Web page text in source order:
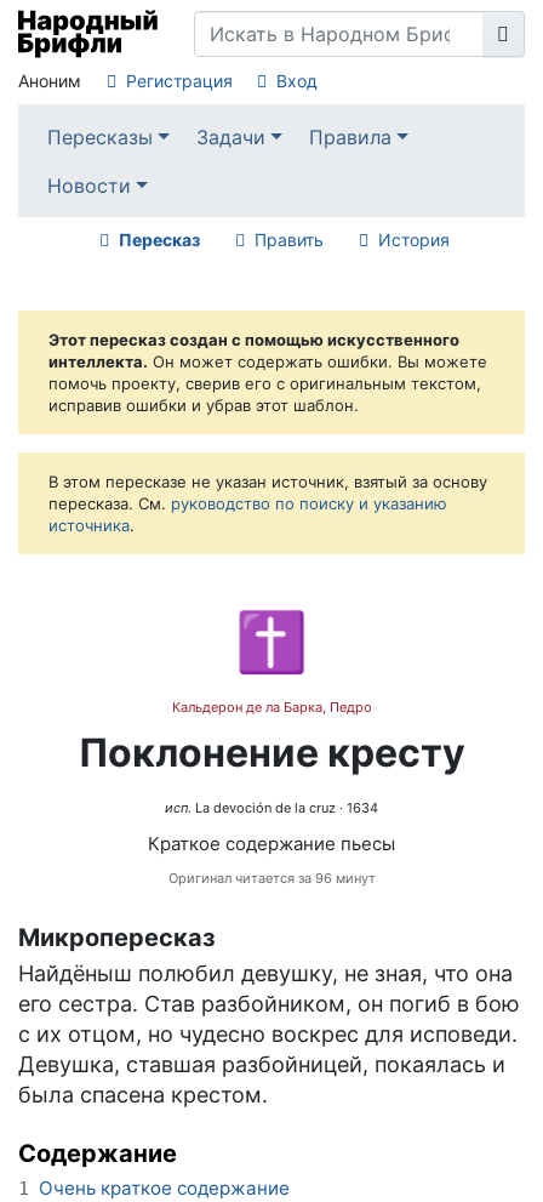
Аноним Регистрация Вход
Пересказы Задачи
Правила
Новости
Пересказ Править История
Этот пересказ создан с помощью искусственного
интеллекта. Он может содержать ошибки. Вы можете
помочь проекту, сверив его с оригинальным текстом,
исправив ошибки и убрав этот шаблон.
В этом пересказе не указан источник, взятый за основу
пересказа. См. руководство по поиску и указанию
источника.
✝️
Кальдерон де ла Барка, Педро
Поклонение кресту
исп. La devoción de la cruz · 1634
Краткое содержание пьесы
Оригинал читается за 96 минут
Микропересказ
Найдёныш полюбил девушку, не зная, что она
его сестра. Став разбойником, он погиб в бою
с их отцом, но чудесно воскрес для исповеди.
Девушка, ставшая разбойницей, покаялась и
была спасена крестом.
Содержание
1 Очень краткое содержание